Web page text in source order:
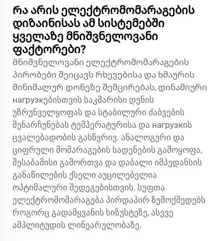
Რა არის ელექტრომომარაგების
დიზაინისას ამ სისტემებში
ყველაზე მნიშვნელოვანი
ფაქტორები?
Მნიშვნელოვანი ელექტრომომარაგების
პირობები შეიცავს რხევებისა და ხმაურის
მინიმალურ დონეზე შემცირებას, დინამიური
нагрузкებისთვის საკმარისი დენის
უზრუნველყოფას და სტაბილური ძაბვების
შენარჩუნებას ტემპერატურისა და нагрузкის
ცვალებადობის გასწვრივ. ანალოგური და
ციფრული მომარაგების სადენების გამოყოფა,
შესაბამისი გამორთვა და დაბალი იმპედანსის
განაწილების ქსელი აუცილებელია
ოპტიმალური შედეგებისთვის. სუფთა
ელექტრომომარაგება პირდაპირ ზემოქმედებს
როგორც გადამყვანის სიზუსტეზე, ასევე
ამპლიტუდის ლინეარულობაზე.